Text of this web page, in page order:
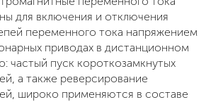
для включения и отключения
переменного тока напряжением
приводах в дистанционном
частый пуск короткозамкнутых
а также реверсирование
широко применяются в составе